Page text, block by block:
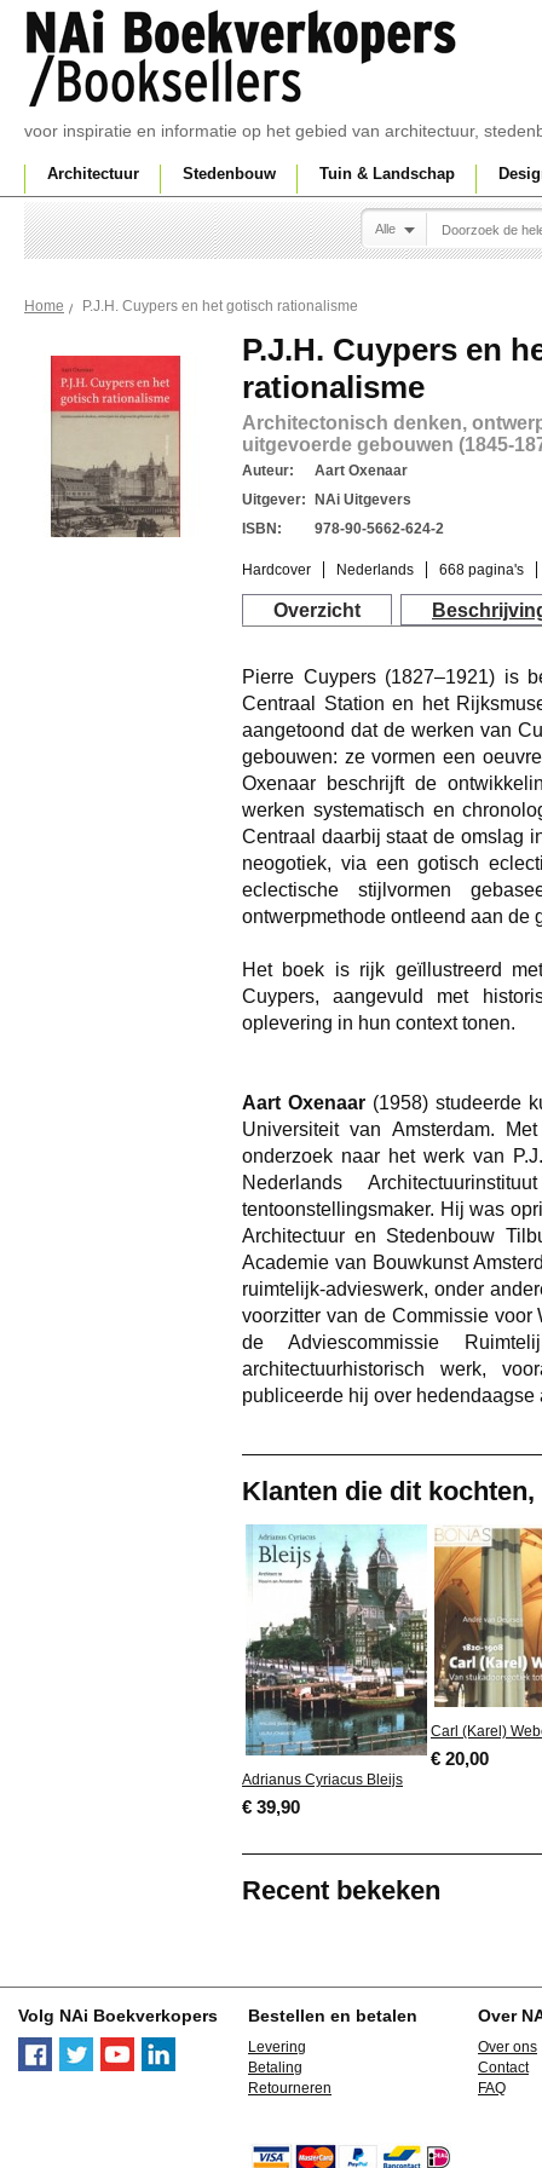
voor inspiratie en informatie op het gebied van architectuur,
Architectuur Stedenbouw Tuin & Landschap
Alle
Home P.J.H. Cuypers en het gotisch rationalisme
P.J.H. Cuypers en
rationalisme
Architectonisch denken,
uitgevoerde gebouwen (1845-
Auteur:
Aart Oxenaar
Uitgever:
NAi Uitgevers
ISBN:
978-90-5662-624-2
Hardcover Nederlands 668 pagina's
Overzicht
Pierre Cuypers (1827–1921) is
Centraal Station en het
aangetoond dat de werken van
gebouwen: ze vormen een
Oxenaar beschrijft de
werken systematisch en
Centraal daarbij staat de omslag
neogotiek, via een gotisch
eclectische stijlvormen
ontwerpmethode ontleend aan de
Het boek is rijk geïllustreerd
Cuypers, aangevuld met
oplevering in hun context tonen.
Aart Oxenaar(1958) studeerde
Universiteit van Amsterdam.
onderzoek naar het werk van
Nederlands
tentoonstellingsmaker. Hij was
Architectuur en Stedenbouw
Academie van Bouwkunst
ruimtelijk-advieswerk, onder
voorzitter van de Commissie voor
de Adviescommissie
architectuurhistorisch werk,
publiceerde hij over
Klanten die dit
Adrianus Cyriacus Bleijs
€ 39,90
Carl (Karel)
€ 20,00
Recent bekeken
Volg NAi Boekverkopers Bestellen en betalen
Levering
Betaling
Retourneren
Over
Over ons
Contact
FAQ